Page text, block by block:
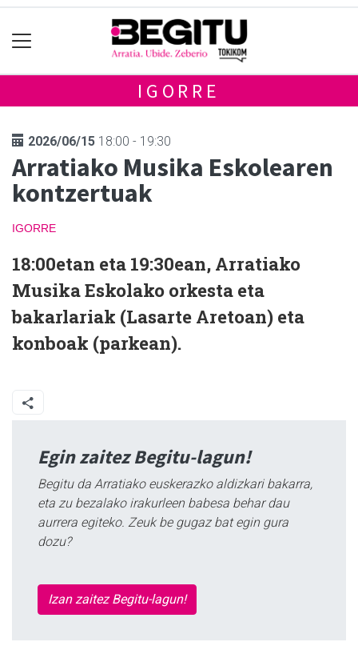
IGORRE
2026/06/15 18:00 - 19:30
Arratiako Musika Eskolearen
kontzertuak
IGORRE
18:00etan eta 19:30ean, Arratiako
Musika Eskolako orkesta eta
bakarlariak (Lasarte Aretoan) eta
konboak (parkean).
Egin zaitez Begitu-lagun!
Begitu da Arratiako euskerazko aldizkari bakarra,
eta zu bezalako irakurleen babesa behar dau
aurrera egiteko. Zeuk be gugaz bat egin gura
dozu?
Izan zaitez Begitu-lagun!